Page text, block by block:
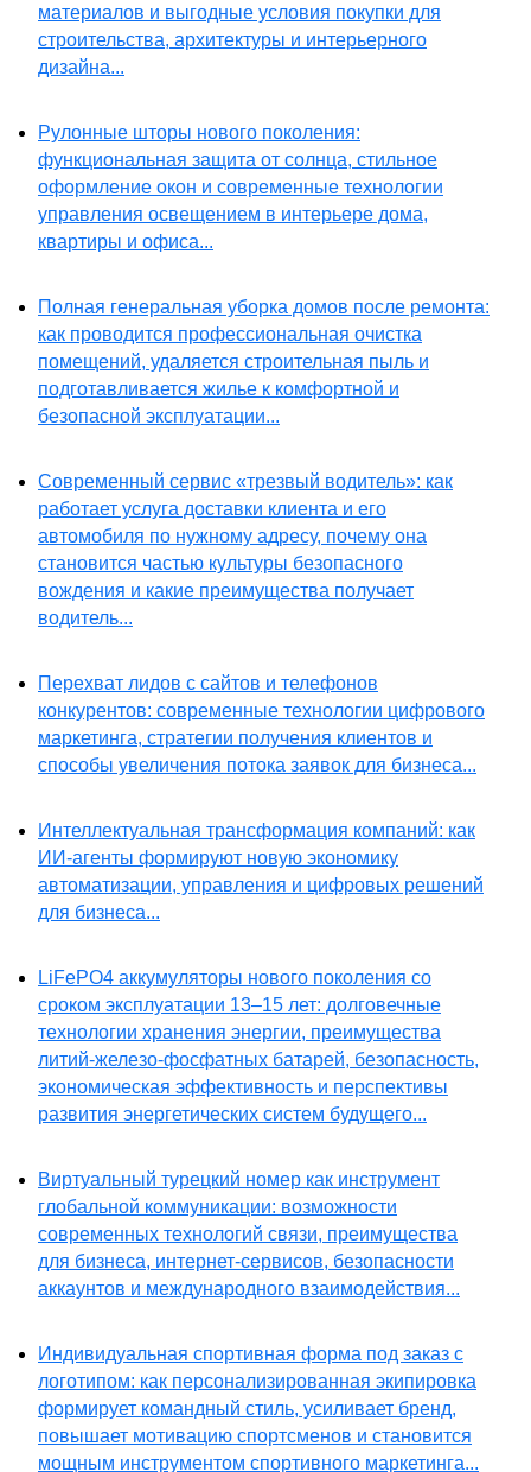
материалов и выгодные условия покупки для
строительства, архитектуры и интерьерного
дизайна...
Рулонные шторы нового поколения:
функциональная защита от солнца, стильное
оформление окон и современные технологии
управления освещением в интерьере дома,
квартиры и офиса...
Полная генеральная уборка домов после ремонта:
как проводится профессиональная очистка
помещений, удаляется строительная пыль и
подготавливается жилье к комфортной и
безопасной эксплуатации...
Современный сервис «трезвый водитель»: как
работает услуга доставки клиента и его
автомобиля по нужному адресу, почему она
становится частью культуры безопасного
вождения и какие преимущества получает
водитель...
Перехват лидов с сайтов и телефонов
конкурентов: современные технологии цифрового
маркетинга, стратегии получения клиентов и
способы увеличения потока заявок для бизнеса...
Интеллектуальная трансформация компаний: как
ИИ-агенты формируют новую экономику
автоматизации, управления и цифровых решений
для бизнеса...
LiFePO4 аккумуляторы нового поколения со
сроком эксплуатации 13–15 лет: долговечные
технологии хранения энергии, преимущества
литий-железо-фосфатных батарей, безопасность,
экономическая эффективность и перспективы
развития энергетических систем будущего...
Виртуальный турецкий номер как инструмент
глобальной коммуникации: возможности
современных технологий связи, преимущества
для бизнеса, интернет-сервисов, безопасности
аккаунтов и международного взаимодействия...
Индивидуальная спортивная форма под заказ с
логотипом: как персонализированная экипировка
формирует командный стиль, усиливает бренд,
повышает мотивацию спортсменов и становится
мощным инструментом спортивного маркетинга...